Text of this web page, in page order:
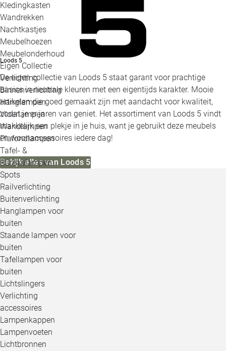
Kledingkasten
Wandrekken
Nachtkastjes
Meubelhoezen
Meubelonderhoud
Eigen Collectie
Verlichting
Binnenverlichting
Hanglampen
Vloerlampen
Wandlampen
Plafondlampen
Tafel- &
Bureaulampen
Spots
Railverlichting
Buitenverlichting
Hanglampen voor
buiten
Staande lampen voor
buiten
Tafellampen voor
buiten
Lichtslingers
Verlichting
accessoires
Lampenkappen
Lampenvoeten
Lichtbronnen
Loods 5
De eigen collectie van Loods 5 staat garant voor prachtige
basics in neutrale kleuren met een eigentijds karakter. Mooie
artikelen die goed gemaakt zijn met aandacht voor kwaliteit,
zodat je er jaren van geniet. Het assortiment van Loods 5 vindt
makkelijk een plekje in je huis, want je gebruikt deze meubels
en woonaccessoires iedere dag!
Bekijk alles van Loods 5